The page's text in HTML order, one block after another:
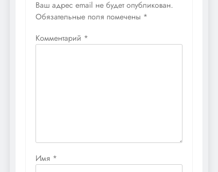
Ваш адрес email не будет опубликован.
Обязательные поля помечены *
Комментарий *
Имя *